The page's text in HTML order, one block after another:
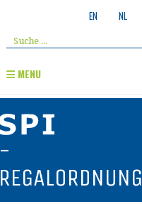
EN NL
MENU
-
REGALORDNUNG